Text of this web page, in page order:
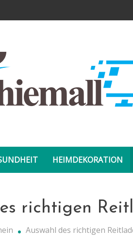
HEIMDEKORATION
richtigen
Auswahl des richtigen